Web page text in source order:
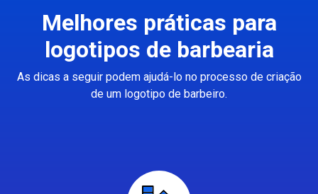
Melhores práticas para
logotipos de barbearia
As dicas a seguir podem ajudá-lo no processo de criação
de um logotipo de barbeiro.